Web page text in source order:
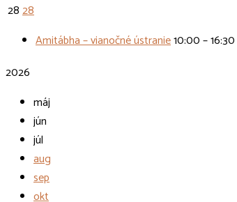
2828
Amitábha – vianočné ústranie10:00 – 16:30
2026
máj
jún
júl
aug
sep
okt